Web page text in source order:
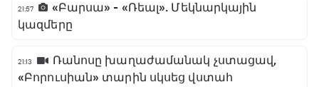
21:57
«Բարսա» - «Ռեալ». Մեկնարկային
կազմերը
21:13
Ռանոսը խաղաժամանակ չստացավ,
«Բորուսիան» տարին սկսեց վստահ